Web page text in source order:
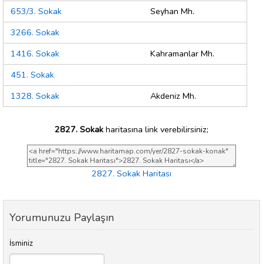
653/3. Sokak
Seyhan Mh.
3266. Sokak
1416. Sokak
Kahramanlar Mh.
451. Sokak
1328. Sokak
Akdeniz Mh.
2827. Sokak haritasına link verebilirsiniz;
2827. Sokak Haritası
Yorumunuzu Paylaşın
İsminiz